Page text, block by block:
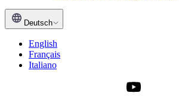
Deutsch
English
Français
Italiano